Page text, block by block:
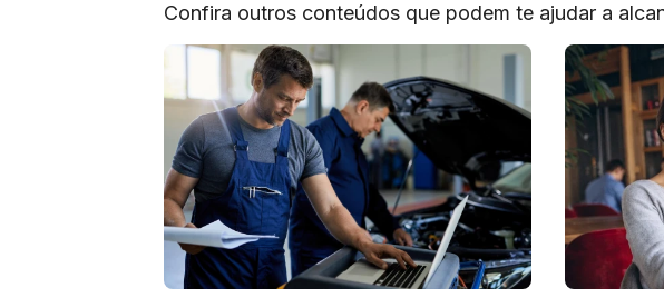
Confira outros conteúdos que podem te ajudar a